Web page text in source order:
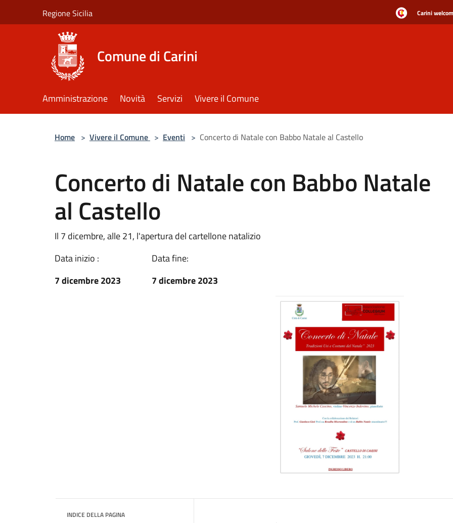
Regione Sicilia Carini
Comune di Carini
Amministrazione Novità Servizi Vivere il Comune
Home > Vivere il Comune > Eventi > Concerto di Natale con Babbo Natale al Castello
Concerto di Natale con Babbo Natale
al Castello
Il 7 dicembre, alle 21, l'apertura del cartellone natalizio
Data inizio :
7 dicembre 2023
Data fine:
7 dicembre 2023
INDICE DELLA PAGINA